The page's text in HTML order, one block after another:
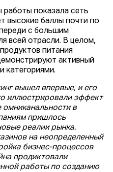
работы показала сеть
высокие баллы почти по
с большим
всей отрасли. В целом,
питания
активный
категориями.
вышел впервые, и его
иллюстрировали эффект
омниканальности в
пришлось
реалии рынка.
на неопределенный
бизнес-процессов
продиктовали
работы по созданию